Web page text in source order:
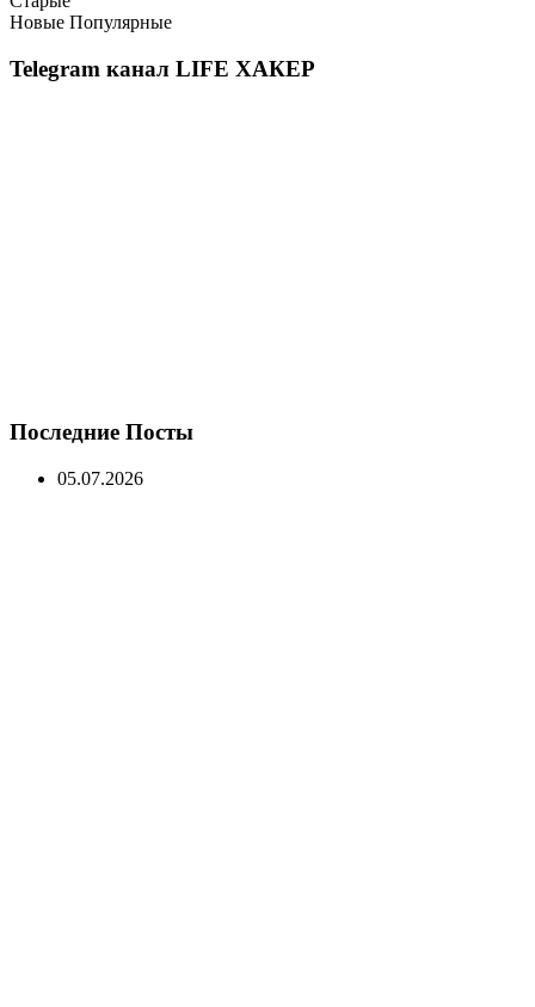
Новые Популярные
Telegram канал LIFE ХАКЕР
Последние Посты
05.07.2026